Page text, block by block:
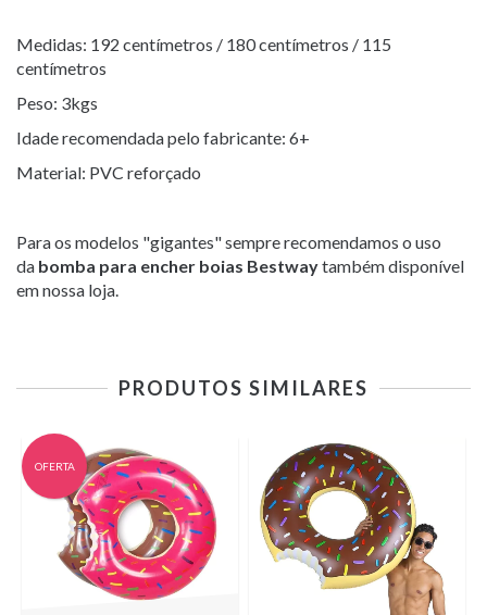
Medidas: 192 centímetros / 180 centímetros / 115
centímetros
Peso: 3kgs
Idade recomendada pelo fabricante: 6+
Material: PVC reforçado
Para os modelos "gigantes" sempre recomendamos o uso
da bomba para encher boias Bestwaytambém disponível
em nossa loja.
PRODUTOS SIMILARES
OFERTA